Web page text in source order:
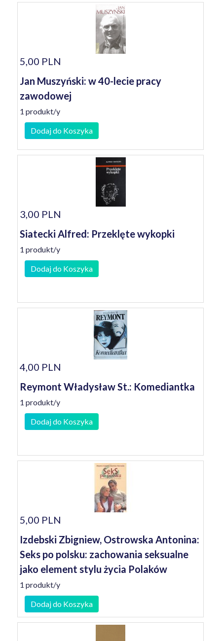
5,00 PLN
Jan Muszyński: w 40-lecie pracy
zawodowej
1 produkt/y
Dodaj do Koszyka
3,00 PLN
Siatecki Alfred: Przeklęte wykopki
1 produkt/y
Dodaj do Koszyka
4,00 PLN
Reymont Władysław St.: Komediantka
1 produkt/y
Dodaj do Koszyka
5,00 PLN
Izdebski Zbigniew, Ostrowska Antonina:
Seks po polsku: zachowania seksualne
jako element stylu życia Polaków
1 produkt/y
Dodaj do Koszyka